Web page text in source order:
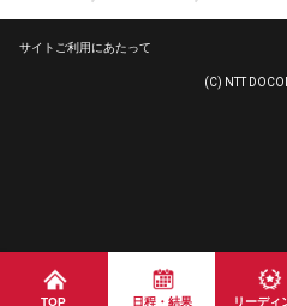
TOP 日程・結果 リーディ
サイトご利用にあたって
(C) NTT